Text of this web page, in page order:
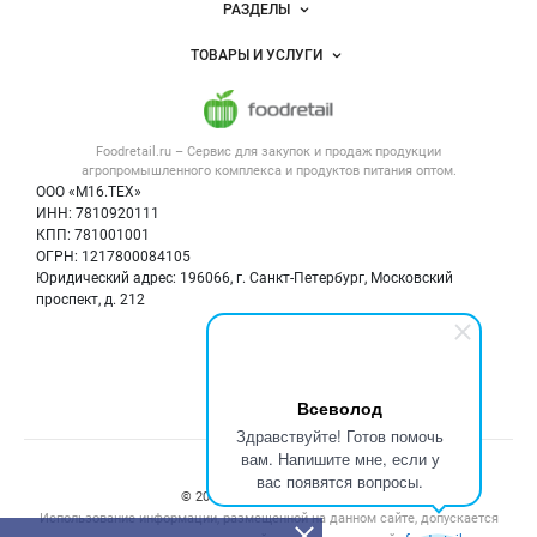
Всеволод
Здравствуйте! Готов помочь
вам. Напишите мне, если у
вас появятся вопросы.
Foodretail.ru – Сервис для закупок и продаж продукции
агропромышленного комплекса и продуктов питания оптом.
ООО «М16.ТЕХ»
ИНН: 7810920111
КПП: 781001001
ОГРН: 1217800084105
Юридический адрес: 196066, г. Санкт-Петербург, Московский
проспект, д. 212
Размещение рекламы
Публичная оферта
Контактная информация
Политика обработки персональных данных
РАЗДЕЛЫ
Новости рынка
Вакансии
ТОВАРЫ И УСЛУГИ
Напитки, соки, вода
Услуги
Оборудование для пищепрома
Информация о компаниях
Счетчики, авторское право, логотипы
© 2008‑2026 ООО “М16.Тех”.
Использование информации, размещенной на данном сайте, допускается